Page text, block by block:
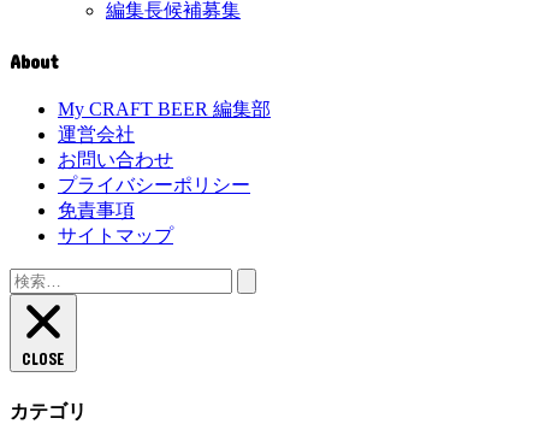
編集長候補募集
About
My CRAFT BEER 編集部
運営会社
お問い合わせ
プライバシーポリシー
免責事項
サイトマップ
検
索:
CLOSE
カテゴリ